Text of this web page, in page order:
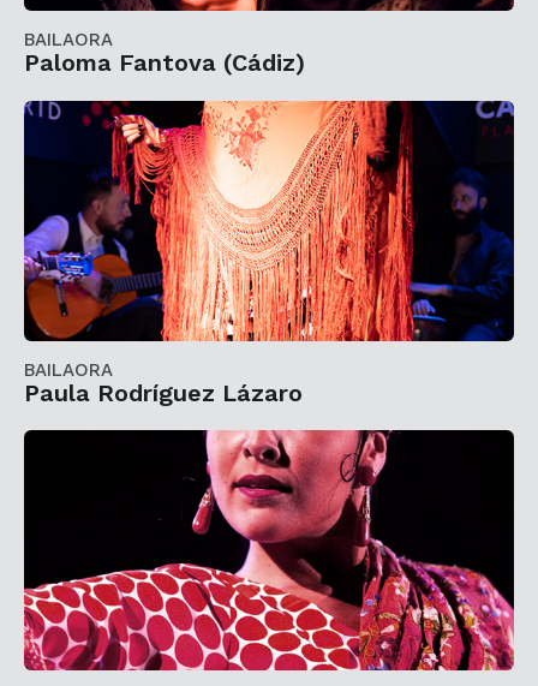
BAILAORA
Paloma Fantova (Cádiz)
BAILAORA
Paula Rodríguez Lázaro